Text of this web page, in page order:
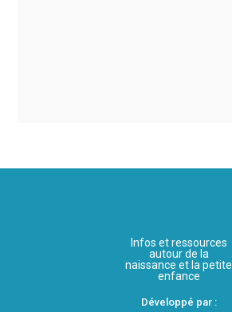
Infos et ressources
autour de la
naissance et la petite
enfance
Développé par :